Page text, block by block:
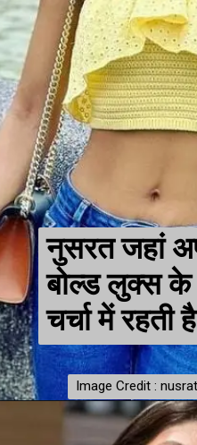
Image Credit :
नुसरत जहां
बोल्ड लुक्स के
चर्चा में रहती